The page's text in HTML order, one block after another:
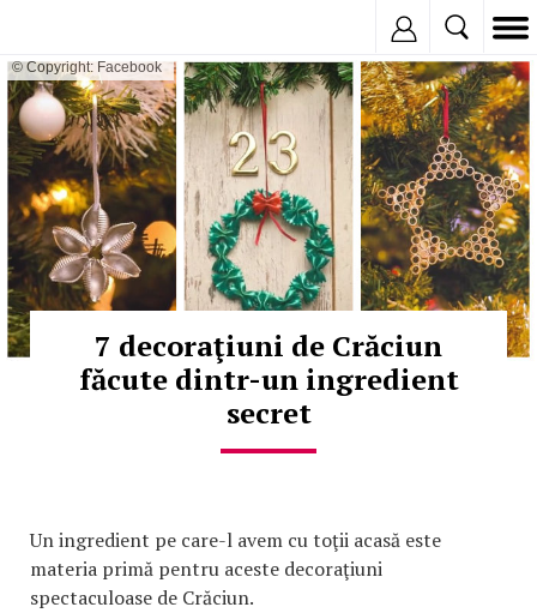
© Copyright: Facebook
7 decoraţiuni de Crăciun
făcute dintr-un ingredient
secret
Un ingredient pe care-l avem cu toţii acasă este
materia primă pentru aceste decoraţiuni
spectaculoase de Crăciun.